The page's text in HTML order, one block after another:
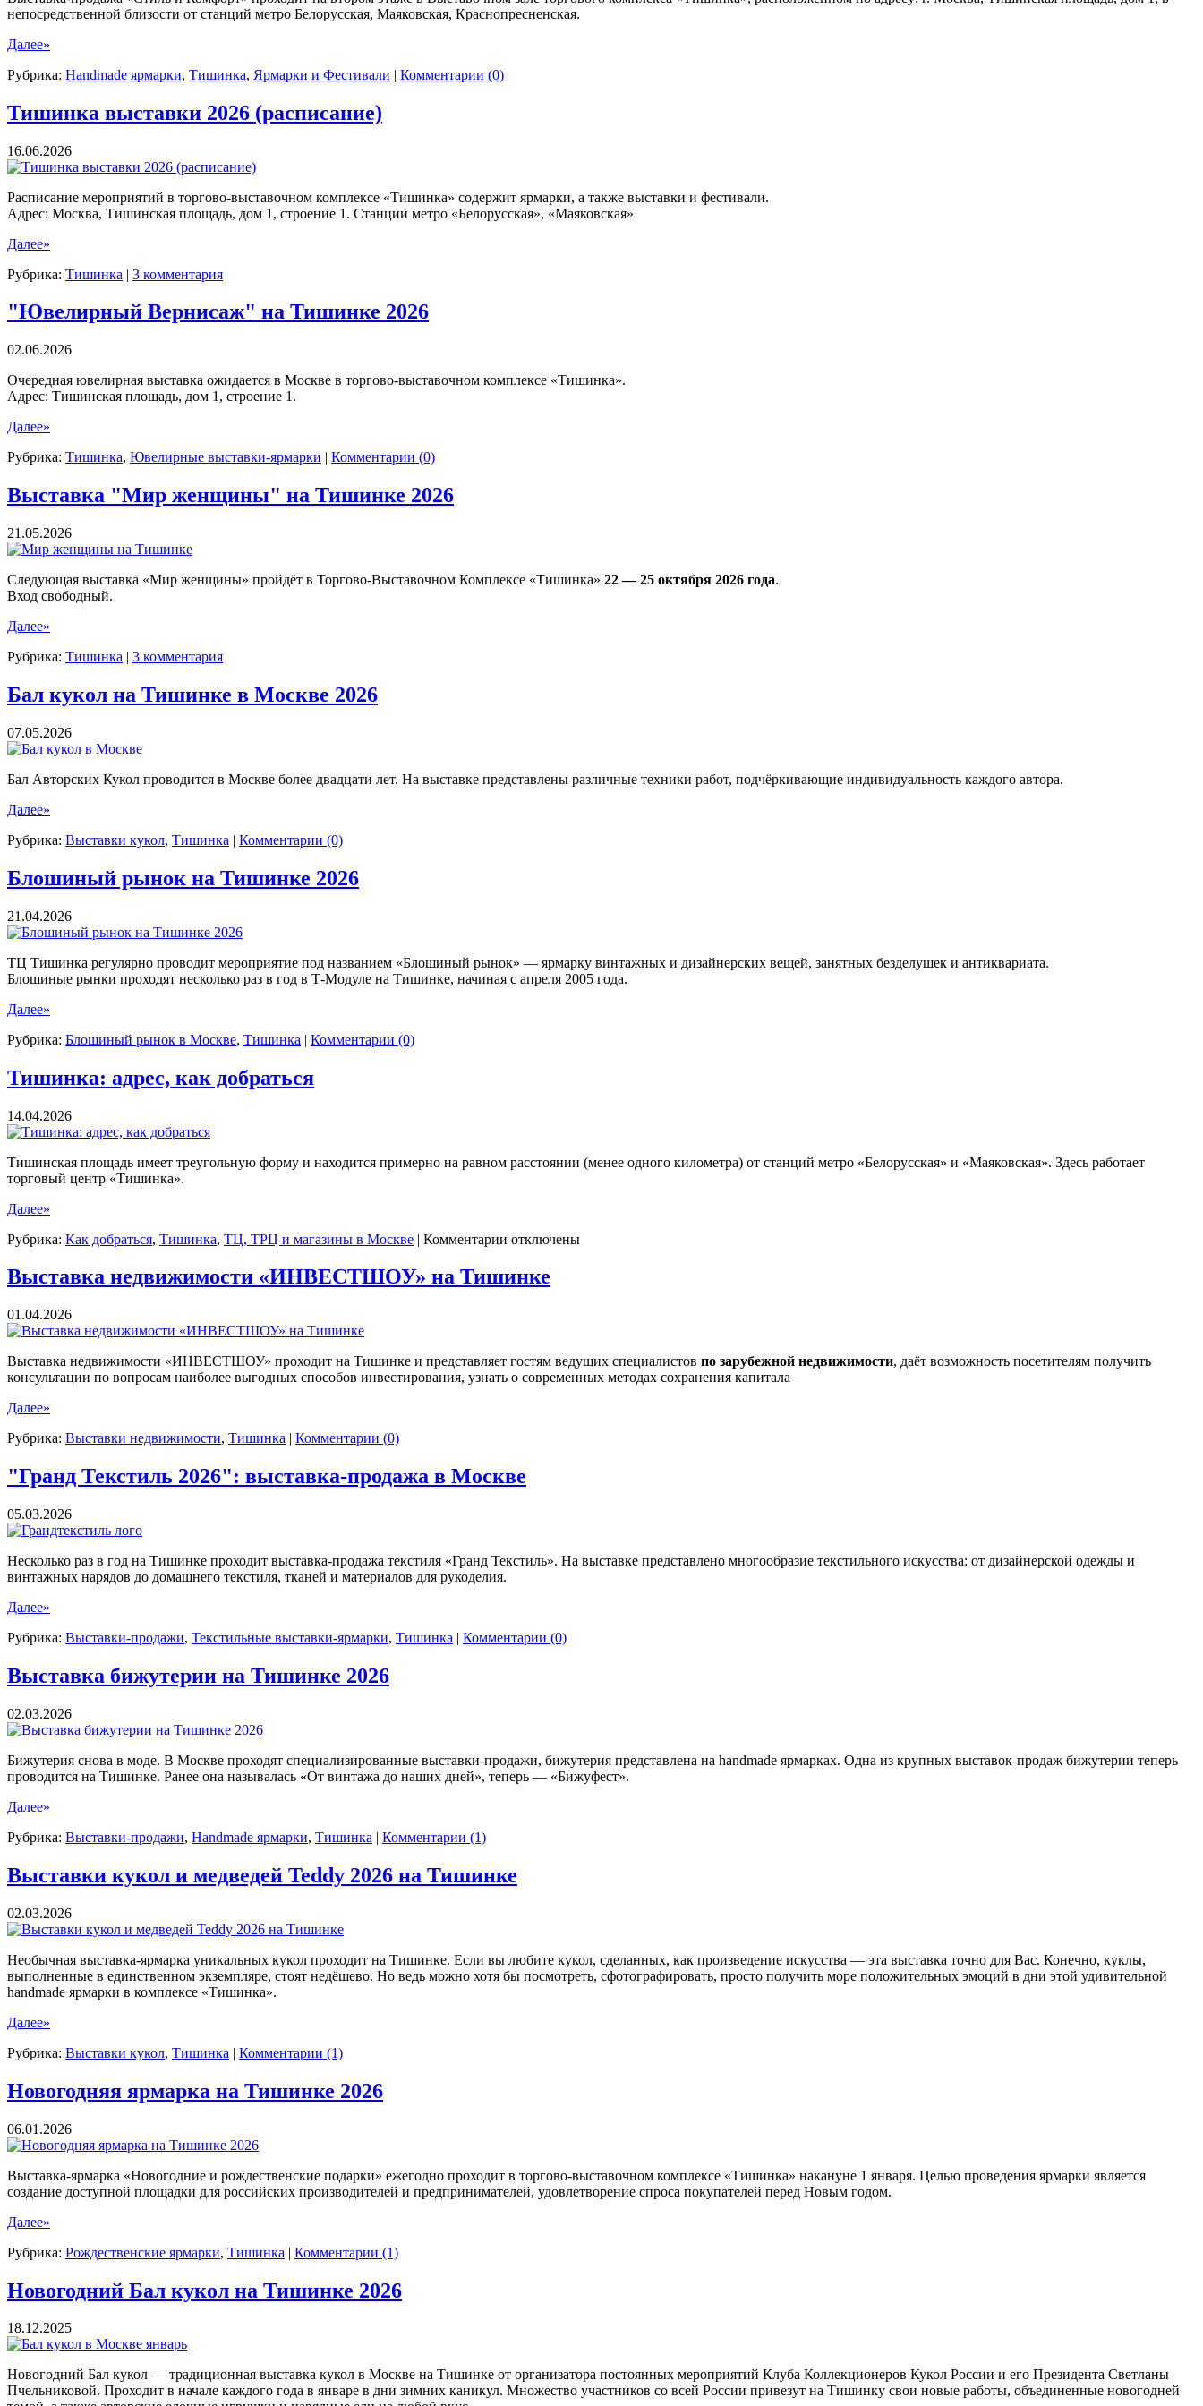
непосредственной близости от станций метро Белорусская, Маяковская, Краснопресненская.
Далее»
Рубрика: Нandmade ярмарки, Тишинка, Ярмарки и Фестивали | Комментарии (0)
Тишинка выставки 2026 (расписание)
16.06.2026
Расписание мероприятий в торгово-выставочном комплексе «Тишинка» содержит ярмарки, а также выставки и фестивали.
Адрес: Москва, Тишинская площадь, дом 1, строение 1. Станции метро «Белорусская», «Маяковская»
Далее»
Рубрика: Тишинка | 3 комментария
"Ювелирный Вернисаж" на Тишинке 2026
02.06.2026
Очередная ювелирная выставка ожидается в Москве в торгово-выставочном комплексе «Тишинка».
Адрес: Тишинская площадь, дом 1, строение 1.
Далее»
Рубрика: Тишинка, Ювелирные выставки-ярмарки | Комментарии (0)
Выставка "Мир женщины" на Тишинке 2026
21.05.2026
Следующая выставка «Мир женщины» пройдёт в Торгово-Выставочном Комплексе «Тишинка» 22 — 25 октября 2026 года.
Вход свободный.
Далее»
Рубрика: Тишинка | 3 комментария
Бал кукол на Тишинке в Москве 2026
07.05.2026
Бал Авторских Кукол проводится в Москве более двадцати лет. На выставке представлены различные техники работ, подчёркивающие индивидуальность каждого автора.
Далее»
Рубрика: Выставки кукол, Тишинка | Комментарии (0)
Блошиный рынок на Тишинке 2026
21.04.2026
ТЦ Тишинка регулярно проводит мероприятие под названием «Блошиный рынок» — ярмарку винтажных и дизайнерских вещей, занятных безделушек и антиквариата.
Блошиные рынки проходят несколько раз в год в Т-Модуле на Тишинке, начиная с апреля 2005 года.
Далее»
Рубрика: Блошиный рынок в Москве, Тишинка | Комментарии (0)
Тишинка: адрес, как добраться
14.04.2026
Тишинская площадь имеет треугольную форму и находится примерно на равном расстоянии (менее одного километра) от станций метро «Белорусская» и «Маяковская». Здесь работает
торговый центр «Тишинка».
Далее»
Рубрика: Как добраться, Тишинка, ТЦ, ТРЦ и магазины в Москве | Комментарии к
Тишинка:
адрес,
отключены
Выставка недвижимости «ИНВЕСТШОУ» на Тишинке
01.04.2026
Выставка недвижимости «ИНВЕСТШОУ» проходит на Тишинке и представляет гостям ведущих специалистов по зарубежной недвижимости, даёт возможность посетителям получить
консультации по вопросам наиболее выгодных способов инвестирования, узнать о современных методах сохранения капитала
Далее»
Рубрика: Выставки недвижимости, Тишинка | Комментарии (0)
"Гранд Текстиль 2026": выставка-продажа в Москве
05.03.2026
Несколько раз в год на Тишинке проходит выставка-продажа текстиля «Гранд Текстиль». На выставке представлено многообразие текстильного искусства: от дизайнерской одежды и
винтажных нарядов до домашнего текстиля, тканей и материалов для рукоделия.
Далее»
Рубрика: Выставки-продажи, Текстильные выставки-ярмарки, Тишинка | Комментарии (0)
Выставка бижутерии на Тишинке 2026
02.03.2026
Бижутерия снова в моде. В Москве проходят специализированные выставки-продажи, бижутерия представлена на handmade ярмарках. Одна из крупных выставок-продаж бижутерии теперь
проводится на Тишинке. Ранее она называлась «От винтажа до наших дней», теперь — «Бижуфест».
Далее»
Рубрика: Выставки-продажи, Нandmade ярмарки, Тишинка | Комментарии (1)
Выставки кукол и медведей Teddy 2026 на Тишинке
02.03.2026
Необычная выставка-ярмарка уникальных кукол проходит на Тишинке. Если вы любите кукол, сделанных, как произведение искусства — эта выставка точно для Вас. Конечно, куклы,
выполненные в единственном экземпляре, стоят недёшево. Но ведь можно хотя бы посмотреть, сфотографировать, просто получить море положительных эмоций в дни этой удивительной
handmade ярмарки в комплексе «Тишинка».
Далее»
Рубрика: Выставки кукол, Тишинка | Комментарии (1)
Новогодняя ярмарка на Тишинке 2026
06.01.2026
Выставка-ярмарка «Новогодние и рождественские подарки» ежегодно проходит в торгово-выставочном комплексе «Тишинка» накануне 1 января. Целью проведения ярмарки является
создание доступной площадки для российских производителей и предпринимателей, удовлетворение спроса покупателей перед Новым годом.
Далее»
Рубрика: Рождественские ярмарки, Тишинка | Комментарии (1)
Новогодний Бал кукол на Тишинке 2026
18.12.2025
Новогодний Бал кукол — традиционная выставка кукол в Москве на Тишинке от организатора постоянных мероприятий Клуба Коллекционеров Кукол России и его Президента Светланы
Пчельниковой. Проходит в начале каждого года в январе в дни зимних каникул. Множество участников со всей России привезут на Тишинку свои новые работы, объединенные новогодней